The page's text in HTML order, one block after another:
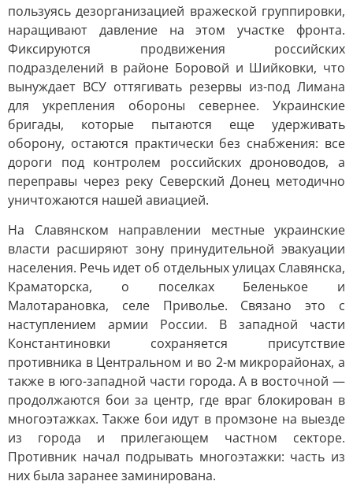
пользуясь дезорганизацией вражеской группировки,
наращивают давление на этом участке фронта.
Фиксируются продвижения российских
подразделений в районе Боровой и Шийковки, что
вынуждает ВСУ оттягивать резервы из-под Лимана
для укрепления обороны севернее. Украинские
бригады, которые пытаются еще удерживать
оборону, остаются практически без снабжения: все
дороги под контролем российских дроноводов, а
переправы через реку Северский Донец методично
уничтожаются нашей авиацией.
На Славянском направлении местные украинские
власти расширяют зону принудительной эвакуации
населения. Речь идет об отдельных улицах Славянска,
Краматорска, о поселках Беленькое и
Малотарановка, селе Приволье. Связано это с
наступлением армии России. В западной части
Константиновки сохраняется присутствие
противника в Центральном и во 2-м микрорайонах, а
также в юго-западной части города. А в восточной —
продолжаются бои за центр, где враг блокирован в
многоэтажках. Также бои идут в промзоне на выезде
из города и прилегающем частном секторе.
Противник начал подрывать многоэтажки: часть из
них была заранее заминирована.